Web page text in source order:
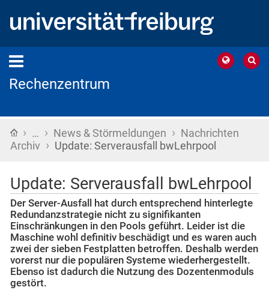
Rechenzentrum
Startseite
› … › News & Störmeldungen › Nachrichten
Archiv › Update: Serverausfall bwLehrpool
Update: Serverausfall bwLehrpool
Der Server-Ausfall hat durch entsprechend hinterlegte
Redundanzstrategie nicht zu signifikanten
Einschränkungen in den Pools geführt. Leider ist die
Maschine wohl definitiv beschädigt und es waren auch
zwei der sieben Festplatten betroffen. Deshalb werden
vorerst nur die populären Systeme wiederhergestellt.
Ebenso ist dadurch die Nutzung des Dozentenmoduls
gestört.